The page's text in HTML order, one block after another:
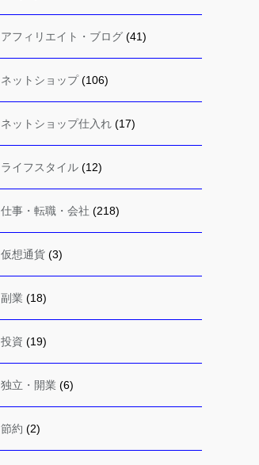
アフィリエイト・ブログ (41)
ネットショップ(106)
ネットショップ仕入れ (17)
ライフスタイル (12)
仕事・転職・会社 (218)
仮想通貨 (3)
副業 (18)
投資 (19)
独立・開業 (6)
節約 (2)